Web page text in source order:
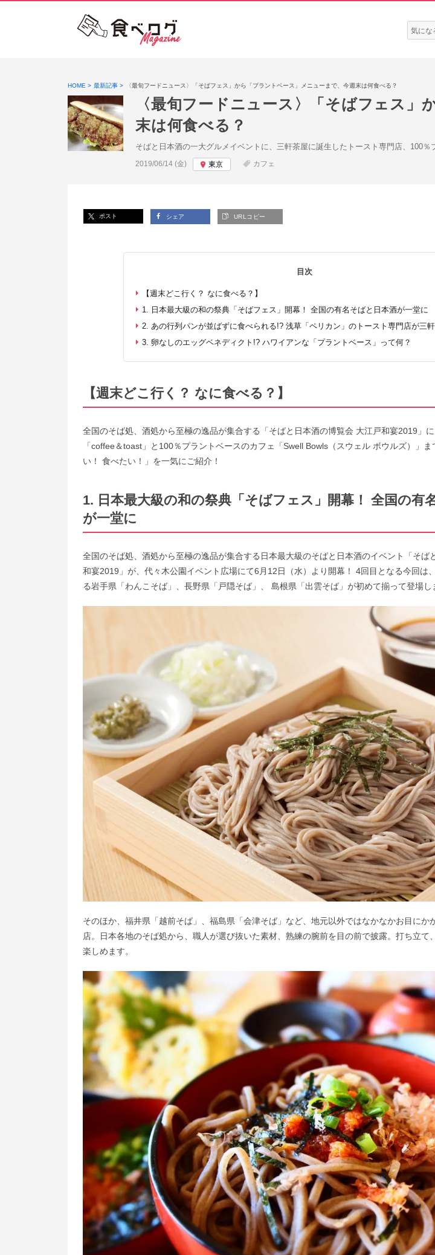
検
索:
HOME 最新記事 〈最旬フードニュース〉「そばフェス」から「プラントベース」メニューまで、今週末は何食べる？
〈最旬フードニュース〉「そばフェス
末は何食べる？
そばと日本酒の一大グルメイベントに、三軒茶屋に誕生したトースト専門店、100
投稿日:
2019/06/14 (金) 東京 カフェ
ポスト シェア URLコピー
目次
【週末どこ行く？ なに食べる？】
1. 日本最大級の和の祭典「そばフェス」開幕！ 全国の有名そばと日本酒が一堂に
2. あの行列パンが並ばずに食べられる!? 浅草「ペリカン」のトースト専門店が三
3. 卵なしのエッグベネディクト!? ハワイアンな「プラントベース」って何？
【週末どこ行く？ なに食べる？】
全国のそば処、酒処から至極の逸品が集合する「そばと日本酒の博覧会 大江戸和宴2019」
「coffee＆toast」と100％プラントベースのカフェ「Swell Bowls（スウェル ボウルズ）」
い！ 食べたい！」を一気にご紹介！
1. 日本最大級の和の祭典「そばフェス」開幕！ 全国の有
が一堂に
全国のそば処、酒処から至極の逸品が集合する日本最大級のそばと日本酒のイベント「そば
和宴2019」が、代々木公園イベント広場にて6月12日（水）より開幕！ 4回目となる今回は
る岩手県「わんこそば」、長野県「戸隠そば」、 島根県「出雲そば」が初めて揃って登場し
そのほか、福井県「越前そば」、福島県「会津そば」など、地元以外ではなかなかお目にか
店。日本各地のそば処から、職人が選び抜いた素材、熟練の腕前を目の前で披露。打ち立て
楽しめます。